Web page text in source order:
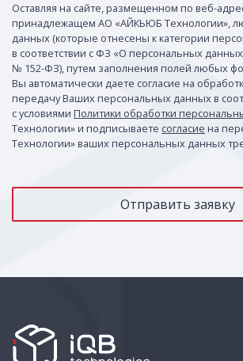
Оставляя на сайте, размещенном по веб-
принадлежащем АО «АЙКЬЮБ Технологии»,
данных (которые отнесены к категории
в соответствии с ФЗ «О персональных
№ 152-ФЗ), путем заполнения полей любых
Вы автоматически даете согласие на
передачу Ваших персональных данных в
с условиями Политики обработки
Технологии» и подписываете согласие на
Технологии» ваших персональных данных